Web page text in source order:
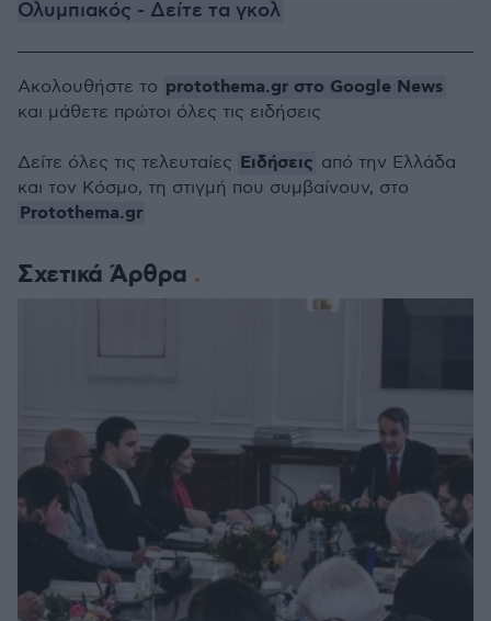
Ολυμπιακός - Δείτε τα γκολ
Σχετικά Άρθρα
Ακολουθήστε το protothema.gr στο Google News
και μάθετε πρώτοι όλες τις ειδήσεις
Δείτε όλες τις τελευταίες Ειδήσεις από την Ελλάδα
και τον Κόσμο, τη στιγμή που συμβαίνουν, στο
Protothema.gr